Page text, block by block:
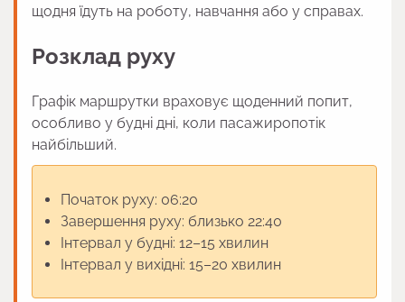
щодня їдуть на роботу, навчання або у справах.
Розклад руху
Графік маршрутки враховує щоденний попит,
особливо у будні дні, коли пасажиропотік
найбільший.
Початок руху: 06:20
Завершення руху: близько 22:40
Інтервал у будні: 12–15 хвилин
Інтервал у вихідні: 15–20 хвилин